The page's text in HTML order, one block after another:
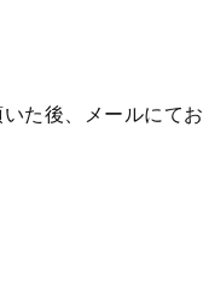
た後、メールにてお